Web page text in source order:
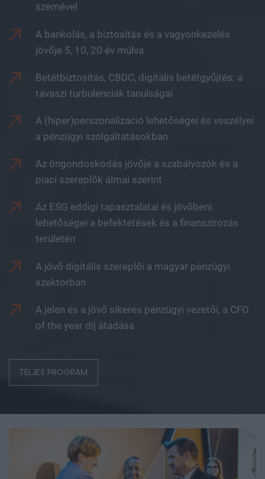
szemével
A bankolás, a biztosítás és a vagyonkezelés
jövője 5, 10, 20 év múlva
Betétbiztosítás, CBDC, digitális betétgyűjtés: a
tavaszi turbulenciák tanulságai
A (hiper)perszonalizáció lehetőségei és veszélyei
a pénzügyi szolgáltatásokban
Az öngondoskodás jövője a szabályozók és a
piaci szereplők álmai szerint
Az ESG eddigi tapasztalatai és jövőbeni
lehetőségei a befektetések és a finanszírozás
területén
A jövő digitális szereplői a magyar pénzügyi
szektorban
A jelen és a jövő sikeres pénzügyi vezetői, a CFO
of the year díj átadása
TELJES PROGRAM